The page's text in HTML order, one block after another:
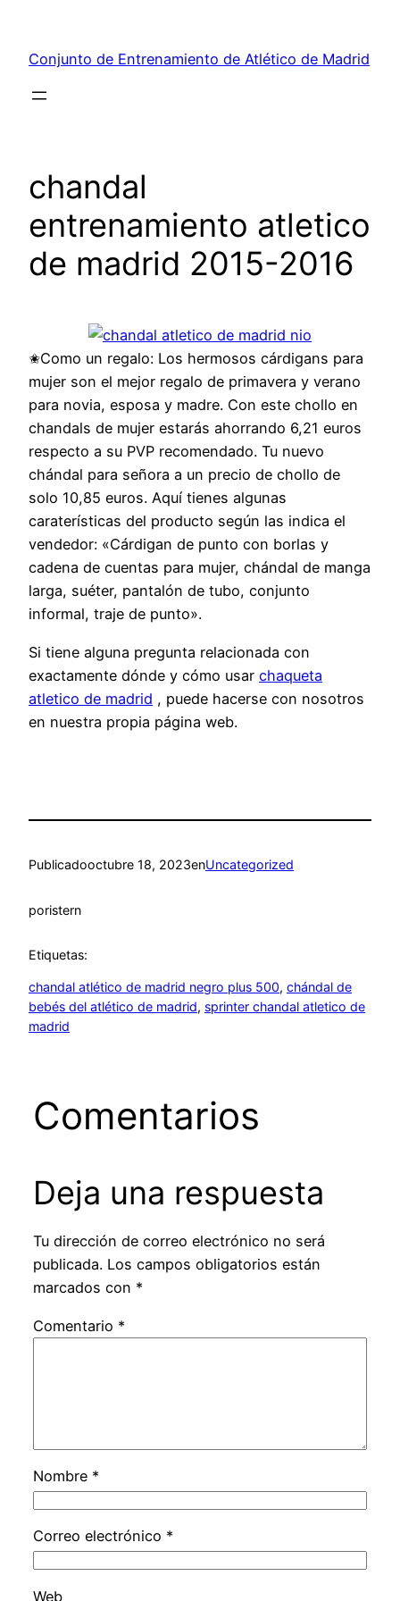
contenido
Conjunto de Entrenamiento de Atlético de Madrid
chandal
entrenamiento atletico
de madrid 2015-2016
✬Como un regalo: Los hermosos cárdigans para
mujer son el mejor regalo de primavera y verano
para novia, esposa y madre. Con este chollo en
chandals de mujer estarás ahorrando 6,21 euros
respecto a su PVP recomendado. Tu nuevo
chándal para señora a un precio de chollo de
solo 10,85 euros. Aquí tienes algunas
caraterísticas del producto según las indica el
vendedor: «Cárdigan de punto con borlas y
cadena de cuentas para mujer, chándal de manga
larga, suéter, pantalón de tubo, conjunto
informal, traje de punto».
Si tiene alguna pregunta relacionada con
exactamente dónde y cómo usar chaqueta
atletico de madrid , puede hacerse con nosotros
en nuestra propia página web.
Publicadooctubre 18, 2023enUncategorized
poristern
Etiquetas:
chandal atlético de madrid negro plus 500, chándal de
bebés del atlético de madrid, sprinter chandal atletico de
madrid
Comentarios
Deja una respuesta
Tu dirección de correo electrónico no será
publicada. Los campos obligatorios están
marcados con *
Comentario *
Nombre *
Correo electrónico *
Web